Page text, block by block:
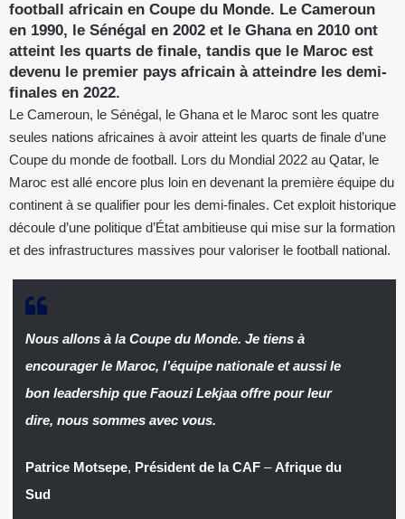
football africain en Coupe du Monde. Le Cameroun
en 1990, le Sénégal en 2002 et le Ghana en 2010 ont
atteint les quarts de finale, tandis que le Maroc est
devenu le premier pays africain à atteindre les demi-
finales en 2022.
Le Cameroun, le Sénégal, le Ghana et le Maroc sont les quatre
seules nations africaines à avoir atteint les quarts de finale d’une
Coupe du monde de football. Lors du Mondial 2022 au Qatar, le
Maroc est allé encore plus loin en devenant la première équipe du
continent à se qualifier pour les demi-finales. Cet exploit historique
découle d’une politique d’État ambitieuse qui mise sur la formation
et des infrastructures massives pour valoriser le football national.
Nous allons à la Coupe du Monde. Je tiens à
encourager le Maroc, l’équipe nationale et aussi le
bon leadership que Faouzi Lekjaa offre pour leur
dire, nous sommes avec vous.
Patrice Motsepe, Président de la CAF–Afrique du
Sud